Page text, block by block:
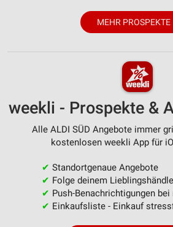
MEHR PROSPEKTE
weekli - Prospekte &
Alle ALDI SÜD Angebote immer
kostenlosen weekli App für
✔ Standortgenaue Angebote
✔ Folge deinem
✔ Push-Benachrichtigungen
✔ Einkaufsliste - Einkauf